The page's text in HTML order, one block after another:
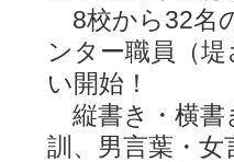
8校から32名
ンター職員（
い開始！
縦書き・横書
訓、男言葉・